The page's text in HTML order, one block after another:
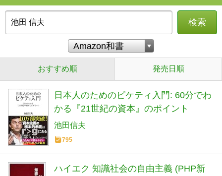
検索
おすすめ順 発売日順
日本人のためのピケティ入門: 60分でわ
かる『21世紀の資本』のポイント
池田信夫
795
ハイエク 知識社会の自由主義 (PHP新